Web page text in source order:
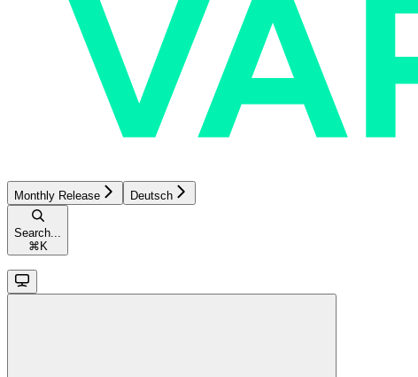
Monthly Release Deutsch
Search...
⌘ K